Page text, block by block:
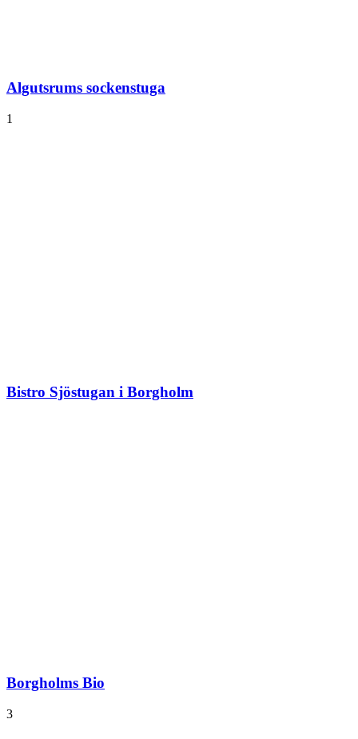
Algutsrums sockenstuga
1
Bistro Sjöstugan i Borgholm
Borgholms Bio
3